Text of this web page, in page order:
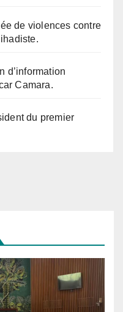
de violences contre
d’information
Camara.
du premier